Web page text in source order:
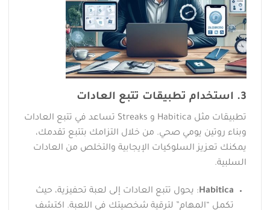
3. استخدام تطبيقات تتبع العادات
تطبيقات مثل Habitica و Streaks تساعد في تتبع العادات
وبناء روتين يومي صحي. من خلال التزامك بتتبع تقدمك،
يمكنك تعزيز السلوكيات الإيجابية والتخلص من العادات
السلبية.
Habitica: يحول تتبع العادات إلى لعبة تحفيزية، حيث
تكمل “المهام” لترقية شخصيتك في اللعبة. اكتشف